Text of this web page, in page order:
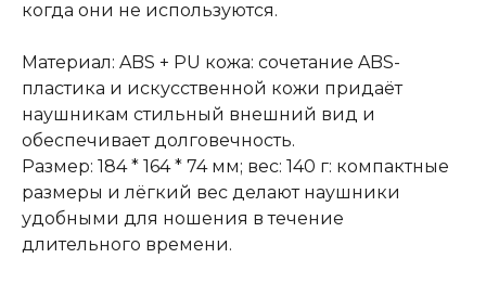
когда они не используются.
Материал: ABS + PU кожа: сочетание ABS-
пластика и искусственной кожи придаёт
наушникам стильный внешний вид и
обеспечивает долговечность.
Размер: 184 * 164 * 74 мм; вес: 140 г: компактные
размеры и лёгкий вес делают наушники
удобными для ношения в течение
длительного времени.